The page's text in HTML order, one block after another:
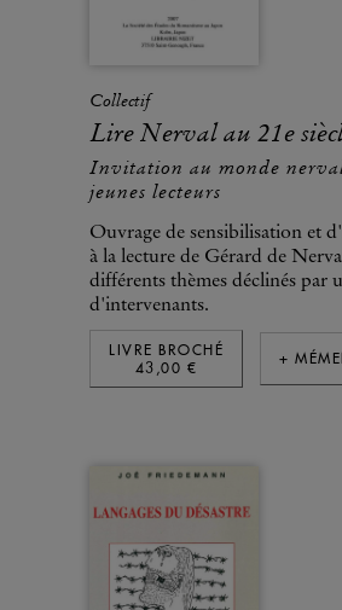
Collectif
Lire Nerval au 21e
Invitation au monde
jeunes lecteurs
Ouvrage de sensibilisation et
à la lecture de Gérard de
différents thèmes déclinés par
d'intervenants.
LIVRE BROCHÉ
43,00 €
+